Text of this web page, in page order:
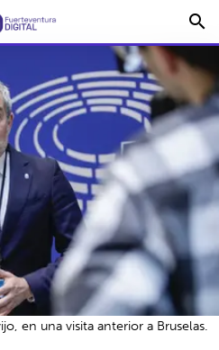
search
en una visita anterior a Bruselas.